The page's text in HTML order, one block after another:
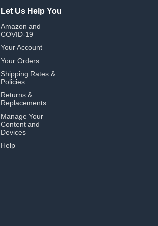
Let Us Help You
Amazon and
COVID-19
Your Account
Your Orders
Shipping Rates &
Policies
Returns &
Replacements
Manage Your
Content and
Devices
Help